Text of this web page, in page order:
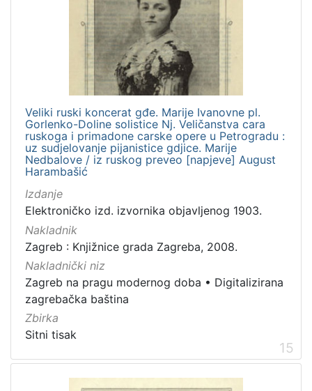
Veliki ruski koncerat gđe. Marije Ivanovne pl.
Gorlenko-Doline solistice Nj. Veličanstva cara
ruskoga i primadone carske opere u Petrogradu :
uz sudjelovanje pijanistice gdjice. Marije
Nedbalove / iz ruskog preveo [napjeve] August
Harambašić
Izdanje
Elektroničko izd. izvornika objavljenog 1903.
Nakladnik
Zagreb : Knjižnice grada Zagreba, 2008.
Nakladnički niz
Zagreb na pragu modernog doba • Digitalizirana
zagrebačka baština
Zbirka
Sitni tisak
15